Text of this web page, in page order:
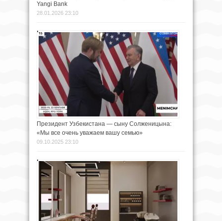
Yangi Bank
28.01.2026 23:10
Президент Узбекистана — сыну Солженицына:
«Мы все очень уважаем вашу семью»
09.10.2025 23:10